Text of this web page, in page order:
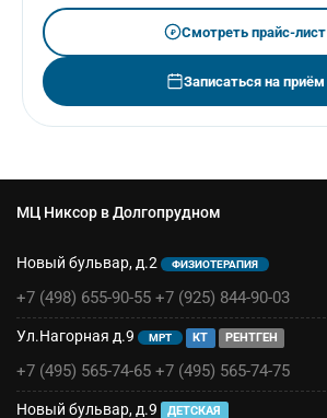
₽ Смотреть прайс-лист
Записаться на приём
МЦ Никсор в Долгопрудном
Новый бульвар, д.2 ФИЗИОТЕРАПИЯ
+7 (498) 655-90-55 +7 (925) 844-90-03
Ул.Нагорная д.9 МРТ КТ РЕНТГЕН
+7 (495) 565-74-65 +7 (495) 565-74-75
Новый бульвар, д.9 ДЕТСКАЯ